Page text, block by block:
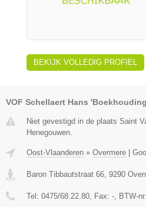
BEKIJK VOLLEDIG PROFIEL
VOF Schellaert Hans
Niet gevestigd in de plaats Saint
Henegouwen.
Oost-Vlaanderen » Overmere
Baron Tibbautstraat 66, 9290
Tel: 0475/68.22.80, Fax: -, BTW-nr: